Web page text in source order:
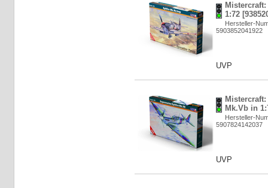
1:72
Hersteller-
5903852041922
UVP
Mk.Vb in
Hersteller-
5907824142037
UVP